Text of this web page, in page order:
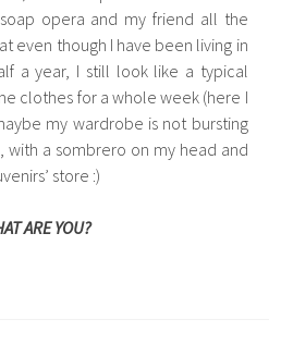
opera and my friend all the
even though I have been living in
a year, I still look like a typical
clothes for a whole week (here I
my wardrobe is not bursting
with a sombrero on my head and
store :)
ARE YOU?